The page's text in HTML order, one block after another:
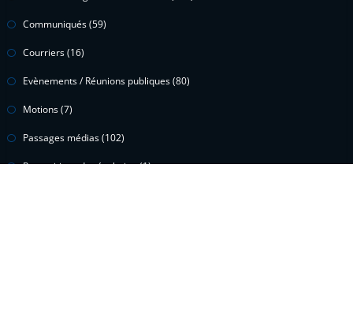
Communiqués(59)
Courriers(16)
Evènements / Réunions publiques(80)
Motions(7)
Passages médias(102)
Propositions de résolution(1)